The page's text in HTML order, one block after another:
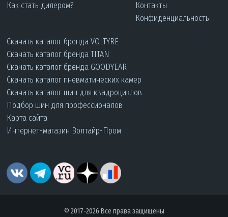
Как стать дилером?
Контакты
Конфиденциальность
Скачать каталог бренда VOLTYRE
Скачать каталог бренда TITAN
Скачать каталог бренда GOODYEAR
Скачать каталог пневматических камер
Скачать каталог шин для квадроциклов
Подбор шин для профессионалов
Карта сайта
Интернет-магазин Волтайр-Пром
© 2017-2026 Все права защищены